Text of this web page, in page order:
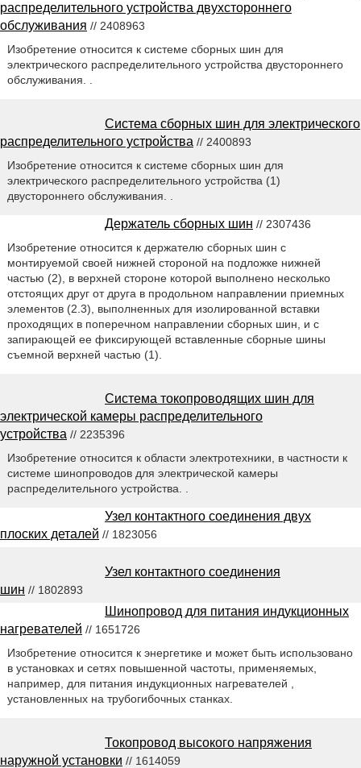
распределительного устройства двухстороннего
обслуживания // 2408963
Изобретение относится к системе сборных шин для
электрического распределительного устройства двустороннего
обслуживания. .
Система сборных шин для электрического
распределительного устройства // 2400893
Изобретение относится к системе сборных шин для
электрического распределительного устройства (1)
двустороннего обслуживания. .
Держатель сборных шин // 2307436
Изобретение относится к держателю сборных шин с
монтируемой своей нижней стороной на подложке нижней
частью (2), в верхней стороне которой выполнено несколько
отстоящих друг от друга в продольном направлении приемных
элементов (2.3), выполненных для изолированной вставки
проходящих в поперечном направлении сборных шин, и с
запирающей ее фиксирующей вставленные сборные шины
съемной верхней частью (1).
Система токопроводящих шин для
электрической камеры распределительного
устройства // 2235396
Изобретение относится к области электротехники, в частности к
системе шинопроводов для электрической камеры
распределительного устройства. .
Узел контактного соединения двух
плоских деталей // 1823056
Узел контактного соединения
шин // 1802893
Шинопровод для питания индукционных
нагревателей // 1651726
Изобретение относится к энергетике и может быть использовано
в установках и сетях повышенной частоты, применяемых,
например, для питания индукционных нагревателей ,
установленных на трубогибочных станках.
Токопровод высокого напряжения
наружной установки // 1614059